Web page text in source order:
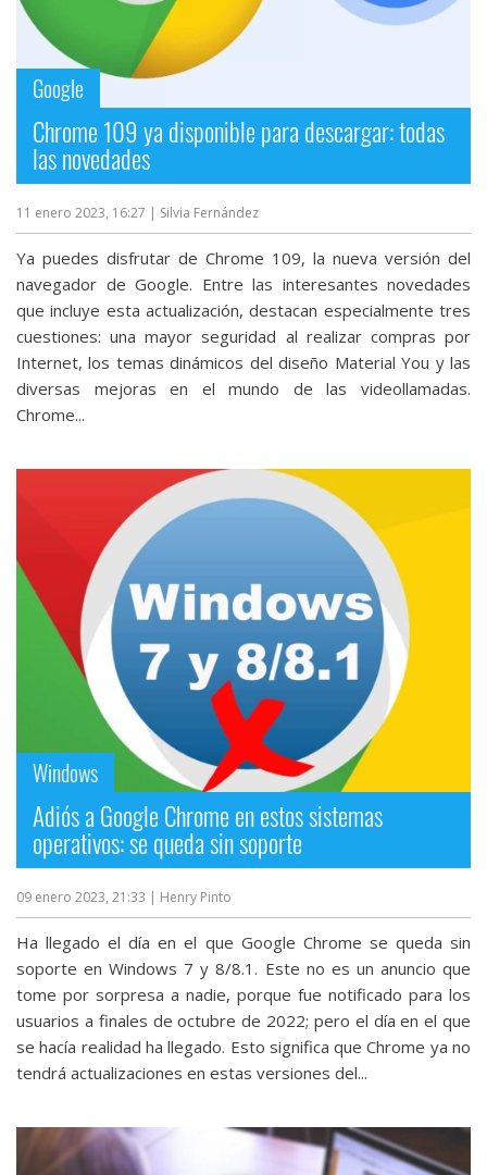
Google
Chrome 109 ya disponible para descargar: todas
las novedades
11 enero 2023, 16:27 | Silvia Fernández
Ya puedes disfrutar de Chrome 109, la nueva versión del
navegador de Google. Entre las interesantes novedades
que incluye esta actualización, destacan especialmente tres
cuestiones: una mayor seguridad al realizar compras por
Internet, los temas dinámicos del diseño Material You y las
diversas mejoras en el mundo de las videollamadas.
Chrome...
Windows
Adiós a Google Chrome en estos sistemas
operativos: se queda sin soporte
09 enero 2023, 21:33 | Henry Pinto
Ha llegado el día en el que Google Chrome se queda sin
soporte en Windows 7 y 8/8.1. Este no es un anuncio que
tome por sorpresa a nadie, porque fue notificado para los
usuarios a finales de octubre de 2022; pero el día en el que
se hacía realidad ha llegado. Esto significa que Chrome ya no
tendrá actualizaciones en estas versiones del...